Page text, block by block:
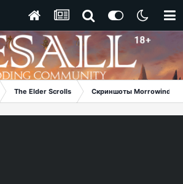
The Elder Scrolls Скриншоты Morrowind